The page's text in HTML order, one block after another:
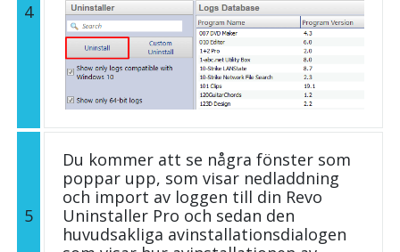
4
5
Du kommer att se några fönster som
poppar upp, som visar nedladdning
och import av loggen till din Revo
Uninstaller Pro och sedan den
huvudsakliga avinstallationsdialogen